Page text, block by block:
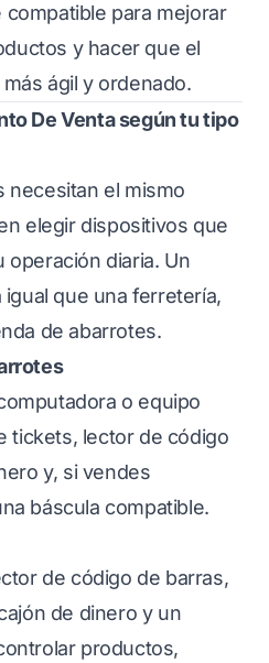
para mejorar
y hacer que el
ágil y ordenado.
De Venta según tu tipo
necesitan el mismo
elegir dispositivos que
operación diaria. Un
que una ferretería,
de abarrotes.
o equipo
tickets, lector de código
y, si vendes
báscula compatible.
de código de barras,
de dinero y un
productos,